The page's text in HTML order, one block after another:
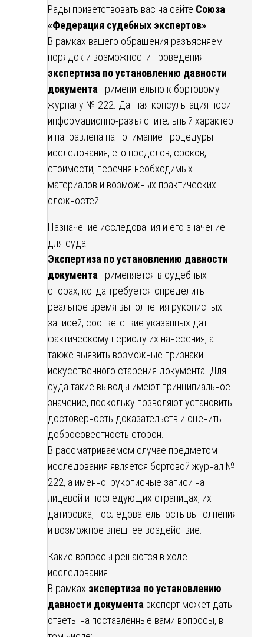
Рады приветствовать вас на сайте Союза
«Федерация судебных экспертов»
В рамках вашего обращения разъясняем
порядок и возможности проведения
экспертиза по установлению давности
документа применительно к бортовому
журналу № 222. Данная консультация носит
информационно-разъяснительный характер
и направлена на понимание процедуры
исследования, его пределов, сроков,
стоимости, перечня необходимых
материалов и возможных практических
сложностей.
Назначение исследования и его значение
для суда
Экспертиза по установлению давности
документа применяется в судебных
спорах, когда требуется определить
реальное время выполнения рукописных
записей, соответствие указанных дат
фактическому периоду их нанесения, а
также выявить возможные признаки
искусственного старения документа. Для
суда такие выводы имеют принципиальное
значение, поскольку позволяют установить
достоверность доказательств и оценить
добросовестность сторон.
В рассматриваемом случае предметом
исследования является бортовой журнал №
222, а именно: рукописные записи на
лицевой и последующих страницах, их
датировка, последовательность выполнения
и возможное внешнее воздействие.
Какие вопросы решаются в ходе
исследования
В рамках экспертиза по установлению
давности документа эксперт может дать
ответы на поставленные вами вопросы, в